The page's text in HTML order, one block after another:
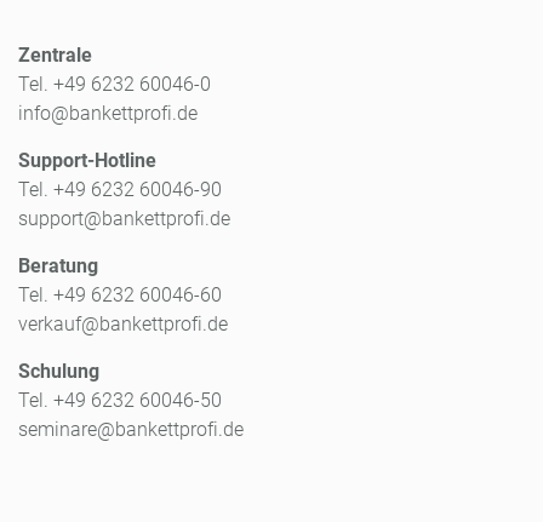
Zentrale
Tel. +49 6232 60046-0
info@bankettprofi.de
Support-Hotline
Tel. +49 6232 60046-90
support@bankettprofi.de
Beratung
Tel. +49 6232 60046-60
verkauf@bankettprofi.de
Schulung
Tel. +49 6232 60046-50
seminare@bankettprofi.de